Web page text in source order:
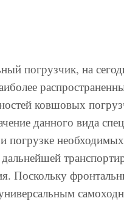
погрузчик, на
ковшовых
данного вида
и погрузке
Поскольку